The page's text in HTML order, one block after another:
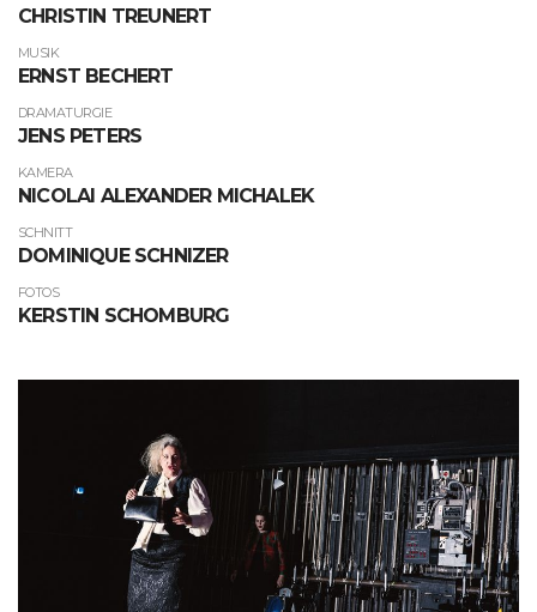
CHRISTIN TREUNERT
MUSIK
ERNST BECHERT
DRAMATURGIE
JENS PETERS
KAMERA
NICOLAI ALEXANDER MICHALEK
SCHNITT
DOMINIQUE SCHNIZER
FOTOS
KERSTIN SCHOMBURG